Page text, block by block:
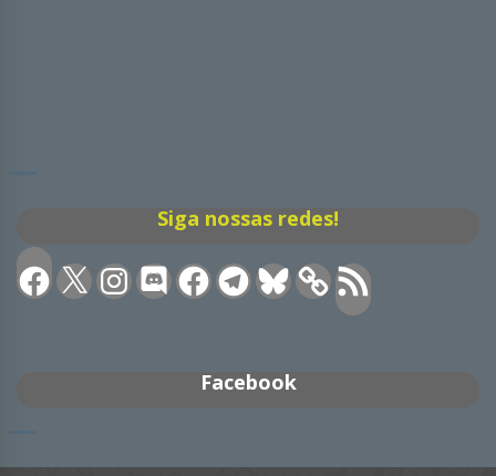
Siga nossas redes!
Facebook
X Instagram
DiscordFacebookTelegramBluesky Feed
RSS
Facebook